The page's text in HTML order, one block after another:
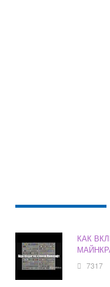
КАК
7317